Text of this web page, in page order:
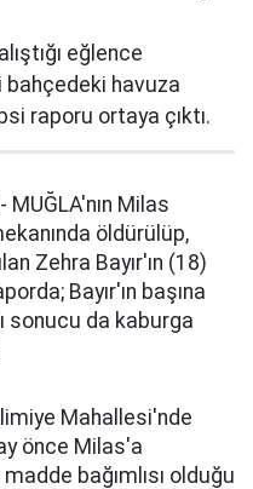
eğlence
bahçedeki havuza
raporu ortaya çıktı.
MUĞLA'nın Milas
öldürülüp,
Zehra Bayır'ın (18)
Bayır'ın başına
sonucu da kaburga
Mahallesi'nde
önce Milas'a
bağımlısı olduğu